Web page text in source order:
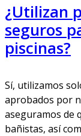
¿Utilizan
seguros
piscinas?
Sí, utilizamos
aprobados por
aseguramos de
bañistas, así